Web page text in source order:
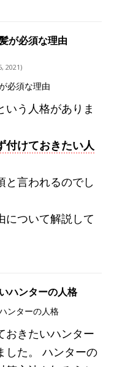
が必須な理由
2021)
いう人格がありま
付けておきたい人
と言われるのでし
について解説して
ハンターの人格
おきたいハンター
した。 ハンターの